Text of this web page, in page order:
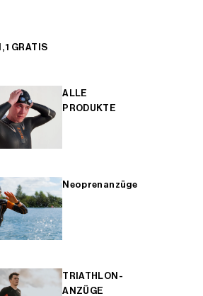
1 GRATIS
ALLE
PRODUKTE
Neoprenanzüge
TRIATHLON-
ANZÜGE